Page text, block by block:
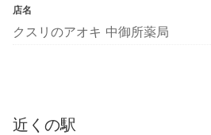
店名
クスリのアオキ 中御所薬局
近くの駅